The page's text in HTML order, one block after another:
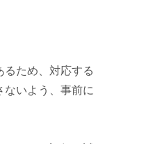
ため、対応する
いよう、事前に